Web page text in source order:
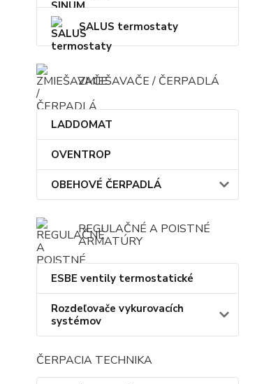
SALUS termostaty
ZMIEŠAVAČE / ČERPADLÁ
LADDOMAT
OVENTROP
OBEHOVÉ ČERPADLÁ
REGULAČNÉ A POISTNÉ
ARMATÚRY
ESBE ventily termostatické
Rozdeľovače vykurovacích
systémov
ČERPACIA TECHNIKA